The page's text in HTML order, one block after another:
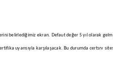
belirlediğimiz ekran. Defaut değer 5 yıl olarak
uyarısıyla karşılaşacak. Bu durumda certsrv